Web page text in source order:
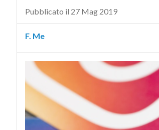
Pubblicato il 27 Mag 2019
F. Me